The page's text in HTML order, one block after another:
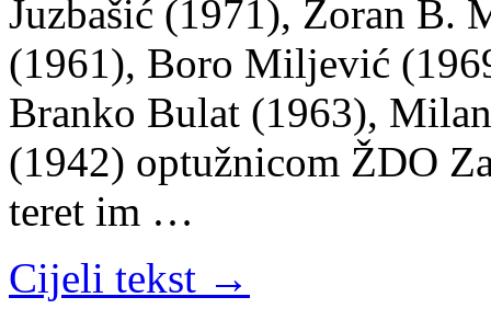
Juzbašić (1971), Zoran
(1961), Boro Miljević
Branko Bulat (1963),
(1942) optužnicom ŽDO
teret im …
Cijeli tekst →